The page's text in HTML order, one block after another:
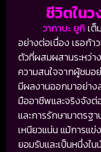
ชีวิตในว
วากาบะ ยูกิ เต็
อย่างต่อเนื่อง เธอก้
ตัวที่ผสมผสานระหว่า
ความสนใจจากผู้ชมอ
มีผลงานออกมาอย่า
มืออาชีพและจริงจังต่
และการรักษามาตรฐ
เหนียวแน่น แม้การแข่
ยอมรับและเป็นหนึ่ง